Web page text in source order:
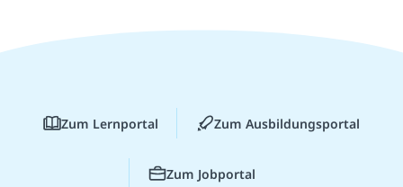
Zum Lernportal Zum Ausbildungsportal
Zum Jobportal